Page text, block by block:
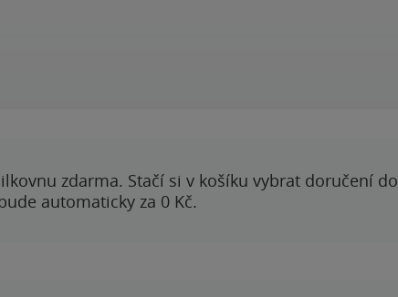
zdarma. Stačí si v košíku vybrat doručení do
automaticky za 0 Kč.